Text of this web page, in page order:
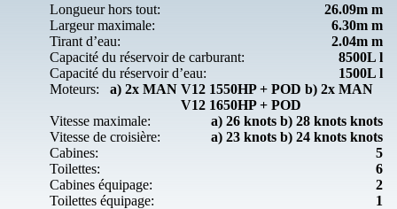
Longueur hors tout:
26.09m m
Largeur maximale:
6.30m m
Tirant d’eau:
2.04m m
Capacité du réservoir de carburant:
8500L l
Capacité du réservoir d’eau:
1500L l
Moteurs:
a) 2x MAN V12 1550HP + POD b) 2x MAN
V12 1650HP + POD
Vitesse maximale:
a) 26 knots b) 28 knots knots
Vitesse de croisière:
a) 23 knots b) 24 knots knots
Cabines:
5
Toilettes:
6
Cabines équipage:
2
Toilettes équipage:
1